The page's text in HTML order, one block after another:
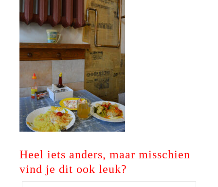
Heel iets anders, maar misschien
vind je dit ook leuk?